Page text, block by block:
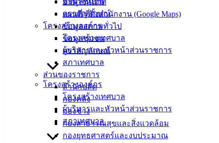
ตราสัญลักษณ์
โครงสร้างองค์กร
โครงสร้างเทศบาล
ผู้บริหารและหัวหน้าส่วนราชการ
สภาเทศบาล
ส่วนของราชการ
สำนักปลัด
กองคลัง
กองช่าง
กองสาธารณสุขและสิ่งแวดล้อม
กองยุทธศาสตร์และงบประมาณ
อำนาจหน้าที่
แผนที่/ที่ตั้งสำนักงาน (Google Maps)
ข้อมูลสภาพทั่วไป
ข้อมูลชุมชน
ตราสัญลักษณ์
โครงสร้างองค์กร
โครงสร้างเทศบาล
ผู้บริหารและหัวหน้าส่วนราชการ
สภาเทศบาล
เพิ่มเติมประกาศรับสมัครสรรหาและ
เลือกสรรบุคคลเพื่อเป็นพนักงานจ้าง ครั้งที่
2 ประจำปีงบประมาณ พ.ศ.2568 ภาคความ
รู้ความสามารถที่ใช้เฉพาะสำหรับตำแหน่ง
(ภาค ข) สำหรับตำแหน่ง ผู้ช่วยนายช่างไฟ
สิงหาคม 8, 2025สิงหาคม 8, 2025
vichakarn3